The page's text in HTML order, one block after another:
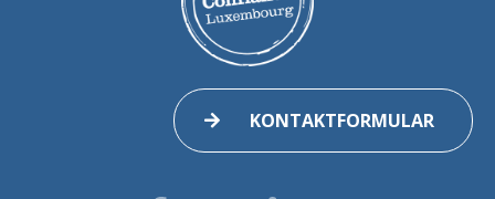
KONTAKTFORMULAR